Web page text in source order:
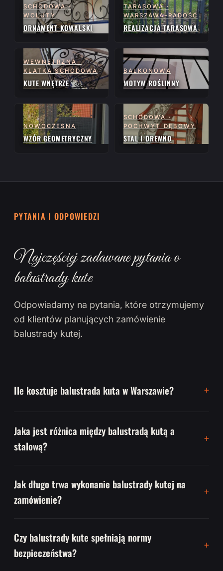
SCHODOWA ·
WOLUTY
ORNAMENT KOWALSKI
TARASOWA ·
WARSZAWA-RADOŚĆ
REALIZACJA TARASOWA
WEWNĘTRZNA ·
KLATKA SCHODOWA
KUTE WNĘTRZE
BALKONOWA
MOTYW ROŚLINNY
NOWOCZESNA
WZÓR GEOMETRYCZNY
SCHODOWA ·
POCHWYT DĘBOWY
STAL I DREWNO
PYTANIA I ODPOWIEDZI
Najczęściej zadawane pytania o
balustrady kute
Odpowiadamy na pytania, które otrzymujemy
od klientów planujących zamówienie
balustrady kutej.
Ile kosztuje balustrada kuta w Warszawie?
Jaka jest różnica między balustradą kutą a
stalową?
Jak długo trwa wykonanie balustrady kutej na
zamówienie?
Czy balustrady kute spełniają normy
bezpieczeństwa?